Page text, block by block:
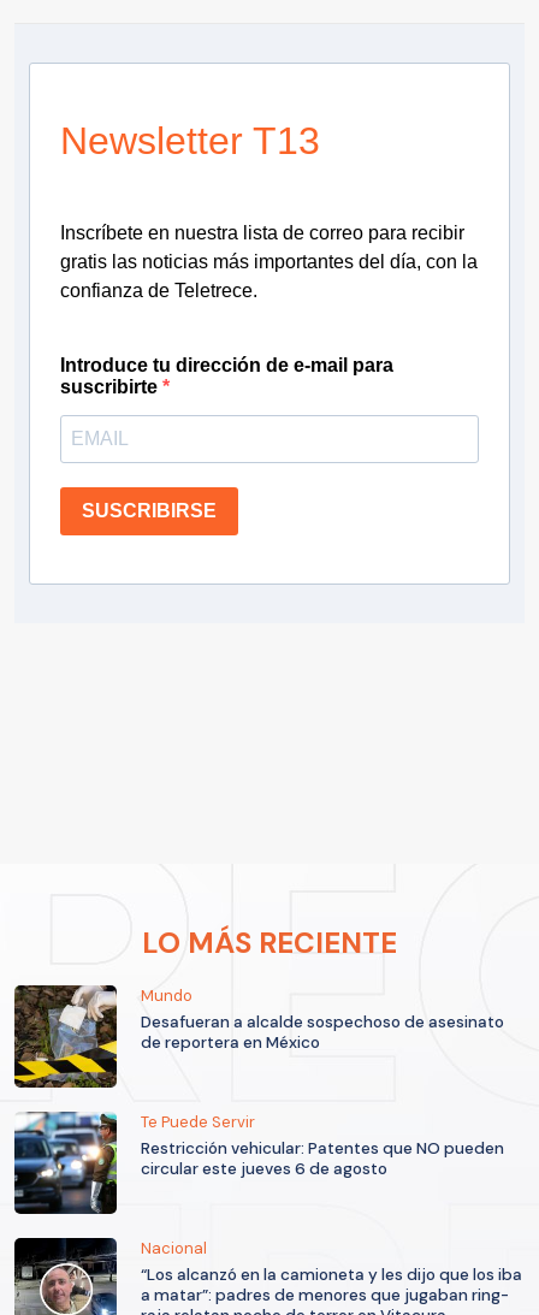
Newsletter T13
Inscríbete en nuestra lista de correo para recibir
gratis las noticias más importantes del día, con la
confianza de Teletrece.
Introduce tu dirección de e-mail para
suscribirte
SUSCRIBIRSE
LO MÁS RECIENTE
Mundo
Desafueran a alcalde sospechoso de asesinato
de reportera en México
Te Puede Servir
Restricción vehicular: Patentes que NO pueden
circular este jueves 6 de agosto
Nacional
“Los alcanzó en la camioneta y les dijo que los iba
a matar”: padres de menores que jugaban ring-